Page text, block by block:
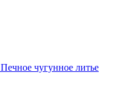
Печное чугунное литье